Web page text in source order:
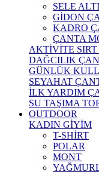
SELE
GİDON
KADRO
ÇANTA
AKTİVİTE
DAĞCILIK
GÜNLÜK
SEYAHAT
İLK YARDIM
SU TAŞIMA
OUTDOOR
KADIN GİYİM
T-SHİRT
POLAR
MONT